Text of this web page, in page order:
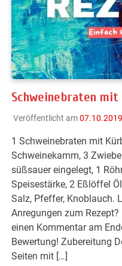
Schweinebraten mit
Veröffentlicht am07.10.2019
1 Schweinebraten mit
Schweinekamm, 3
süßsauer eingelegt, 1
Speisestärke, 2 Eßlöffel
Salz, Pfeffer, Knoblauch.
Anregungen zum
einen Kommentar am
Bewertung! Zubereitung
Seiten mit […]